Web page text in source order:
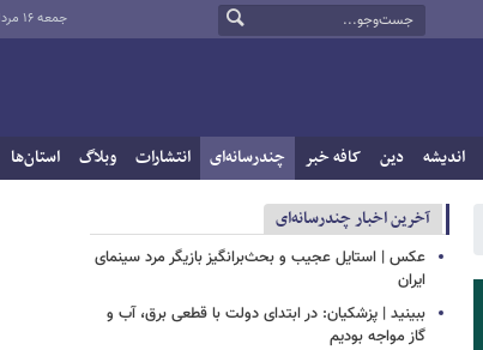
جمعه ۱۶ مرداد ۱۴۰۵
اندیشه دین کافه خبر چندرسانه‌ای انتشارات وبلاگ استان‌ها
آخرین اخبار چندرسانه‌ای
عکس | استایل عجیب و بحث‌برانگیز بازیگر مرد سینمای
ایران
ببینید | پزشکیان: در ابتدای دولت با قطعی برق، آب و
گاز مواجه بودیم